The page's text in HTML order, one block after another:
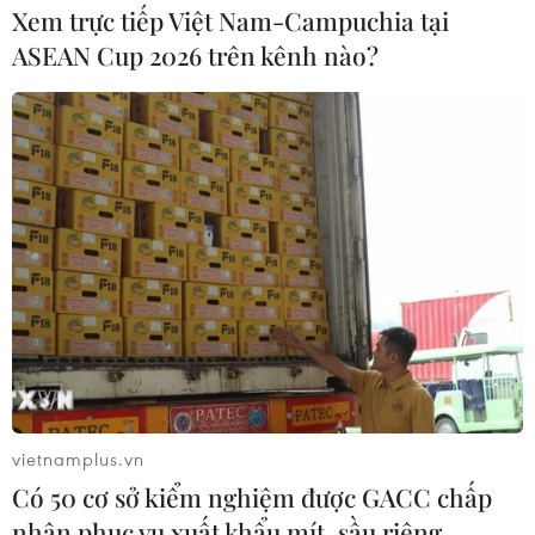
khả năng kéo dài nhiều
ngày tới
Ngày 31/7 và 1/8, khu vực Thanh
Hóa đến Đà Nẵng, các tỉnh từ
Quảng Ngãi đến Đắk Lắk và
Khánh Hòa nắng nóng, có nơi
nắng nóng gay gắt với nhiệt độ
cao nhất phổ biến 35-37 độ C, có
nơi trên 37 độ C.
(TTXVN/Vietnam+)
Xem trực tiếp Việt Nam-Campuchia tại
ASEAN Cup 2026 trên kênh nào?
vietnamplus.vn
Có 50 cơ sở kiểm nghiệm được GACC chấp